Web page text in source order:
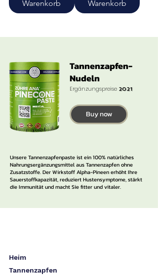
Warenkorb
Warenkorb
Tannenzapfen-
Nudeln
Ergänzungspreise 2021
Buy now
Unsere Tannenzapfenpaste ist ein 100% natürliches
Nahrungsergänzungsmittel aus Tannenzapfen ohne
Zusatzstoffe. Der Wirkstoff Alpha-Pineen erhöht Ihre
Sauerstoffkapazität, reduziert Hustensymptome, stärkt
die Immunität und macht Sie fitter und vitaler.
Heim
Tannenzapfen